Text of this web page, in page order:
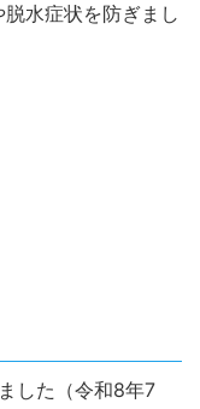
水症状を防ぎまし
した（令和8年7